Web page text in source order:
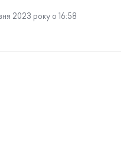
2023 року о 16:58